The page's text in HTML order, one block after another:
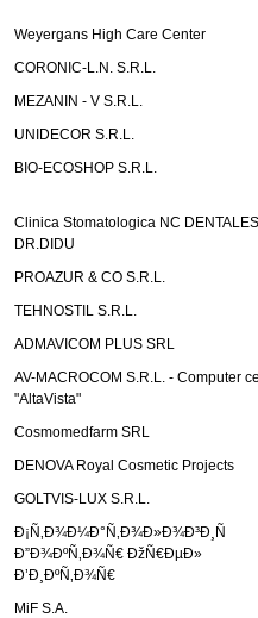
Weyergans High Care Center
CORONIC-L.N. S.R.L.
MEZANIN - V S.R.L.
UNIDECOR S.R.L.
BIO-ECOSHOP S.R.L.
Clinica Stomatologica NC DENTALES
DR.DIDU
PROAZUR & CO S.R.L.
TEHNOSTIL S.R.L.
ADMAVICOM PLUS SRL
AV-MACROCOM S.R.L. - Computer
"AltaVista"
Cosmomedfarm SRL
DENOVA Royal Cosmetic Projects
GOLTVIS-LUX S.R.L.
Ð¡Ñ‚Ð¾Ð¼Ð°Ñ‚Ð¾Ð»Ð¾Ð³Ð¸Ñ
Ð”Ð¾ÐºÑ‚Ð¾Ñ€ ÐžÑ€ÐµÐ»
Ð’Ð¸ÐºÑ‚Ð¾Ñ€
MiF S.A.